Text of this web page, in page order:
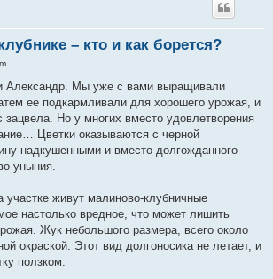
– кто и как борется?
Александр. Мы уже с вами выращивали
ее подкармливали для хорошего урожая, и
зацвела. Но у многих вместо удовлетворения
Цветки оказываются с черной
надкушенными и вместо долгожданного
уныния.
участке живут малиново-клубничные
настолько вредное, что может лишить
Жук небольшого размера, всего около
окраской. Этот вид долгоносика не летает, и
ползком.